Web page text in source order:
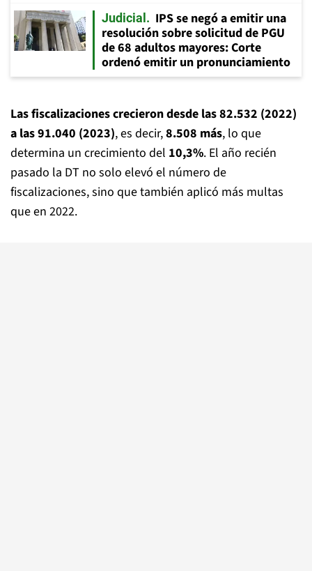
Judicial
IPS se negó a emitir una
resolución sobre solicitud de PGU
de 68 adultos mayores: Corte
ordenó emitir un pronunciamiento
Las fiscalizaciones crecieron desde las 82.532 (2022)
a las 91.040 (2023), es decir,8.508 más, lo que
determina un crecimiento del 10,3%. El año recién
pasado la DT no solo elevó el número de
fiscalizaciones, sino que también aplicó más multas
que en 2022.